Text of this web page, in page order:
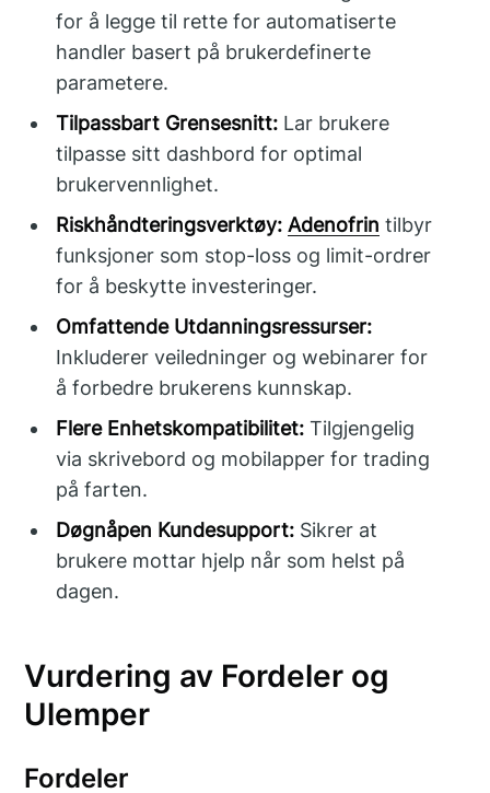
for å legge til rette for automatiserte
handler basert på brukerdefinerte
parametere.
Tilpassbart Grensesnitt: Lar brukere
tilpasse sitt dashbord for optimal
brukervennlighet.
Riskhåndteringsverktøy: Adenofrin tilbyr
funksjoner som stop-loss og limit-ordrer
for å beskytte investeringer.
Omfattende Utdanningsressurser:
Inkluderer veiledninger og webinarer for
å forbedre brukerens kunnskap.
Flere Enhetskompatibilitet: Tilgjengelig
via skrivebord og mobilapper for trading
på farten.
Døgnåpen Kundesupport: Sikrer at
brukere mottar hjelp når som helst på
dagen.
Vurdering av Fordeler og
Ulemper
Fordeler